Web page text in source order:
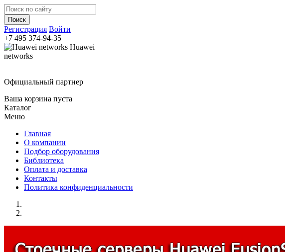
Регистрация Войти
+7 495 374-94-35
Huawei
networks
Официальный партнер
Ваша корзина пуста
Каталог
Меню
Главная
О компании
Подбор оборудования
Библиотека
Оплата и доставка
Контакты
Политика конфиденциальности